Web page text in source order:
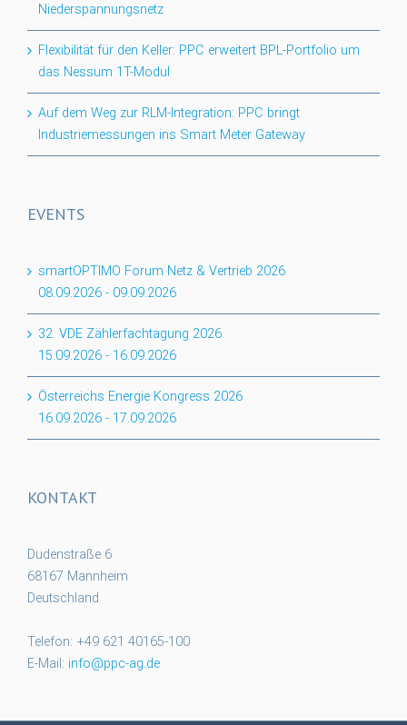
Niederspannungsnetz
Flexibilität für den Keller: PPC erweitert BPL-Portfolio um
das Nessum 1T-Modul
Auf dem Weg zur RLM-Integration: PPC bringt
Industriemessungen ins Smart Meter Gateway
EVENTS
smartOPTIMO Forum Netz & Vertrieb 2026
08.09.2026 - 09.09.2026
32. VDE Zählerfachtagung 2026
15.09.2026 - 16.09.2026
Österreichs Energie Kongress 2026
16.09.2026 - 17.09.2026
KONTAKT
Dudenstraße 6
68167 Mannheim
Deutschland
Telefon: +49 621 40165-100
E-Mail: info@ppc-ag.de